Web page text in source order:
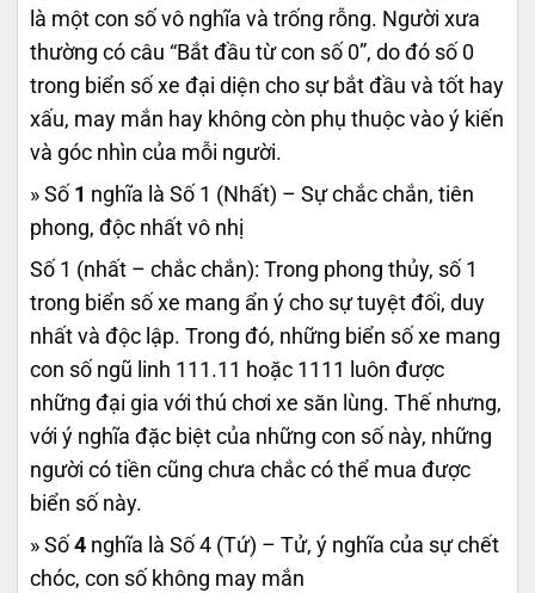
là một con số vô nghĩa và trống rỗng. Người xưa
thường có câu “Bắt đầu từ con số 0”, do đó số 0
trong biển số xe đại diện cho sự bắt đầu và tốt hay
xấu, may mắn hay không còn phụ thuộc vào ý kiến
và góc nhìn của mỗi người.
» Số 1 nghĩa là Số 1 (Nhất) – Sự chắc chắn, tiên
phong, độc nhất vô nhị
Số 1 (nhất – chắc chắn): Trong phong thủy, số 1
trong biển số xe mang ẩn ý cho sự tuyệt đối, duy
nhất và độc lập. Trong đó, những biển số xe mang
con số ngũ linh 111.11 hoặc 1111 luôn được
những đại gia với thú chơi xe săn lùng. Thế nhưng,
với ý nghĩa đặc biệt của những con số này, những
người có tiền cũng chưa chắc có thể mua được
biển số này.
» Số 4 nghĩa là Số 4 (Tứ) – Tử, ý nghĩa của sự chết
chóc, con số không may mắn